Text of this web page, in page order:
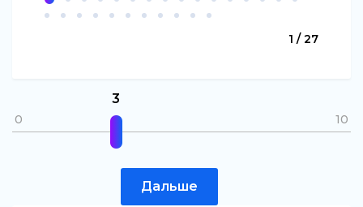
1 / 27
0 10
3
Дальше